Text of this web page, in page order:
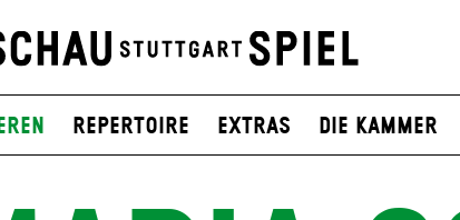
Repertoire Extras Die Kammer